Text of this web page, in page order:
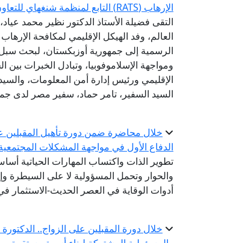
الإرهاب (RATS) التابع لمنظمة شنغهاي للتعاون لتعزيز التعاون في مواجهة التطرف والإسلاموفوبيا
التقى فضيلة الأستاذ الدكتور نظير محمد
الرسمية إلى جمهورية أوزبكستان، لبحث
ومواجهة الإسلاموفوبيا، وتبادل الخبرات
الإقليمي ورئيس إدارة أمن المعلومات،
السيد السفير، تامر حماد، سفير مصر لدى
خلال محاضرة ضمن دورة تأهيل المقبلين
الدفاع الأول في مواجهة المشكلات
تطوير الذات واكتساب المهارات الحياتية
والحوار وتحمل المسؤولية لا على السيطرة
أدوات الوقاية في العصر الحديث-
خلال دورة المقبلين على الزواج..